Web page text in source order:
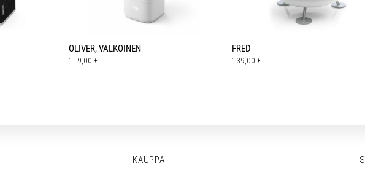
OLIVER, VALKOINEN
119,00 €
FRED
139,00 €
KAUPPA